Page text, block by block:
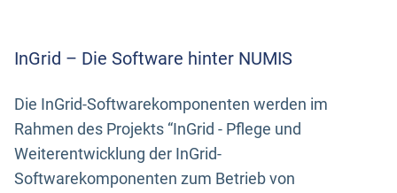
InGrid – Die Software hinter NUMIS
Die InGrid-Softwarekomponenten werden im
Rahmen des Projekts “InGrid - Pflege und
Weiterentwicklung der InGrid-
Softwarekomponenten zum Betrieb von